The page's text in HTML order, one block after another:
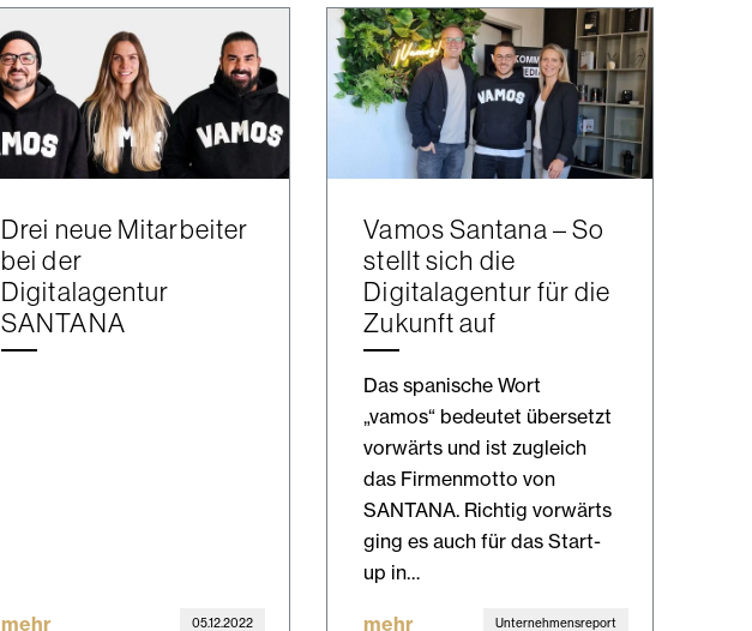
Drei neue Mitarbeiter
bei der
Digitalagentur
SANTANA
mehr 05.12.2022
Vamos Santana – So
stellt sich die
Digitalagentur für die
Zukunft auf
Das spanische Wort
„vamos“ bedeutet übersetzt
vorwärts und ist zugleich
das Firmenmotto von
SANTANA. Richtig vorwärts
ging es auch für das Start-
up in…
mehr Unternehmensreport